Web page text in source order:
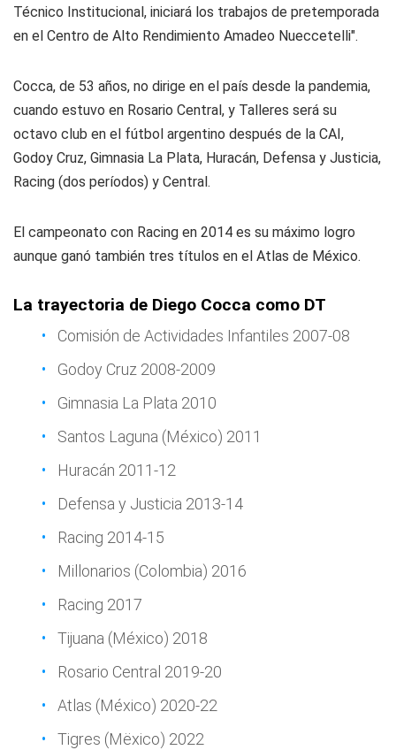
Técnico Institucional, iniciará los trabajos de pretemporada
en el Centro de Alto Rendimiento Amadeo Nueccetelli".
Cocca, de 53 años, no dirige en el país desde la pandemia,
cuando estuvo en Rosario Central, y Talleres será su
octavo club en el fútbol argentino después de la CAI,
Godoy Cruz, Gimnasia La Plata, Huracán, Defensa y Justicia,
Racing (dos períodos) y Central.
El campeonato con Racing en 2014 es su máximo logro
aunque ganó también tres títulos en el Atlas de México.
La trayectoria de Diego Cocca como DT
Comisión de Actividades Infantiles 2007-08
Godoy Cruz 2008-2009
Gimnasia La Plata 2010
Santos Laguna (México) 2011
Huracán 2011-12
Defensa y Justicia 2013-14
Racing 2014-15
Millonarios (Colombia) 2016
Racing 2017
Tijuana (México) 2018
Rosario Central 2019-20
Atlas (México) 2020-22
Tigres (Mëxico) 2022